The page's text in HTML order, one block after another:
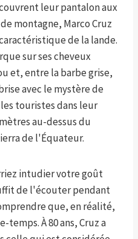
leur pantalon aux
montagne, Marco Cruz
de la lande.
sur ses cheveux
et, entre la barbe grise,
avec le mystère de
touristes dans leur
au-dessus du
de l'Équateur.
intudier votre goût
de l'écouter pendant
que, en réalité,
À 80 ans, Cruz a